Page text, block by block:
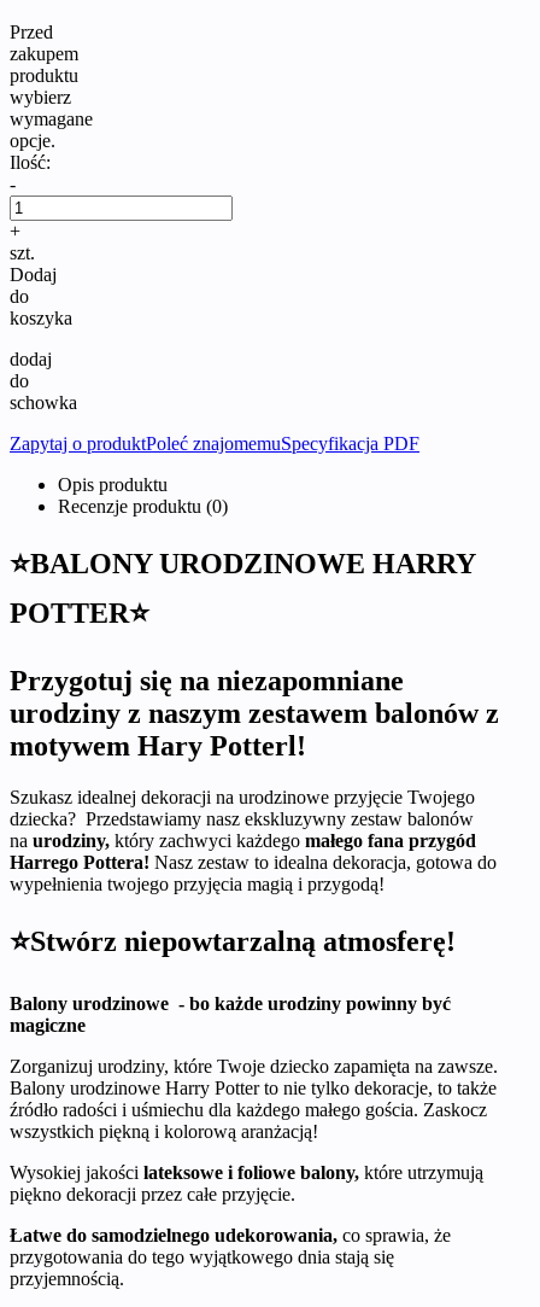
Przed
zakupem
produktu
wybierz
wymagane
opcje.
Ilość:
-
+
szt.
Dodaj
do
koszyka
dodaj
do
schowka
Zapytaj o produktPoleć znajomemuSpecyfikacja PDF
Opis produktu
Recenzje produktu (0)
⭐BALONY URODZINOWE HARRY
POTTER⭐
Przygotuj się na niezapomniane
urodziny z naszym zestawem balonów z
motywem Hary Potterl!
Szukasz idealnej dekoracji na urodzinowe przyjęcie Twojego
dziecka? Przedstawiamy nasz ekskluzywny zestaw balonów
na urodziny, który zachwyci każdego małego fana przygód
Harrego Pottera! Nasz zestaw to idealna dekoracja, gotowa do
wypełnienia twojego przyjęcia magią i przygodą!
⭐Stwórz niepowtarzalną atmosferę!
Balony urodzinowe - bo każde urodziny powinny być
magiczne
Zorganizuj urodziny, które Twoje dziecko zapamięta na zawsze.
Balony urodzinowe Harry Potter to nie tylko dekoracje, to także
źródło radości i uśmiechu dla każdego małego gościa. Zaskocz
wszystkich piękną i kolorową aranżacją!
Wysokiej jakości lateksowe i foliowe balony, które utrzymują
piękno dekoracji przez całe przyjęcie.
Łatwe do samodzielnego udekorowania, co sprawia, że
przygotowania do tego wyjątkowego dnia stają się
przyjemnością.